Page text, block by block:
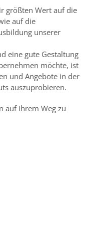
größten Wert auf die
auf die
unserer
eine gute Gestaltung
möchte, ist
und Angebote in der
auszuprobieren.
auf ihrem Weg zu